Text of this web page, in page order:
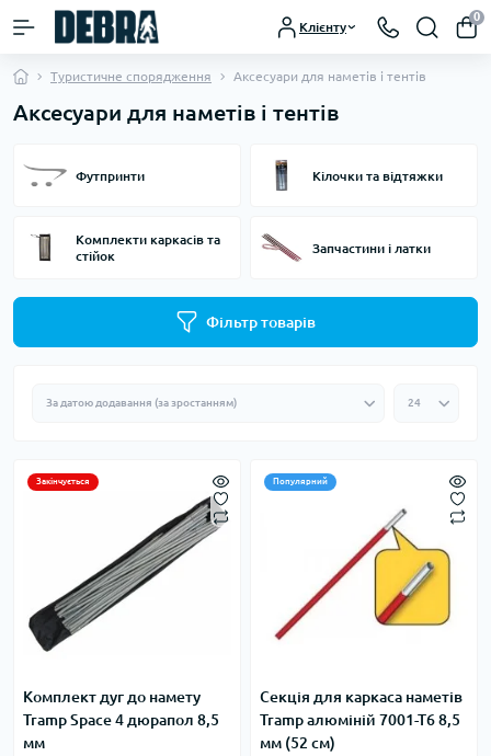
Клієнту
0
Туристичне спорядження Аксесуари для наметів і тентів
Аксесуари для наметів і тентів
Футпринти Кілочки та відтяжки
Комплекти каркасів та
стійок
Запчастини і латки
Фільтр товарів
Закінчується
Комплект дуг до намету
Tramp Space 4 дюрапол 8,5
мм
Популярний
Секція для каркаса наметів
Tramp алюміній 7001-Т6 8,5
мм (52 см)